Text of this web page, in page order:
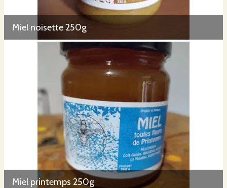
Miel noisette 250g
Miel printemps 250g